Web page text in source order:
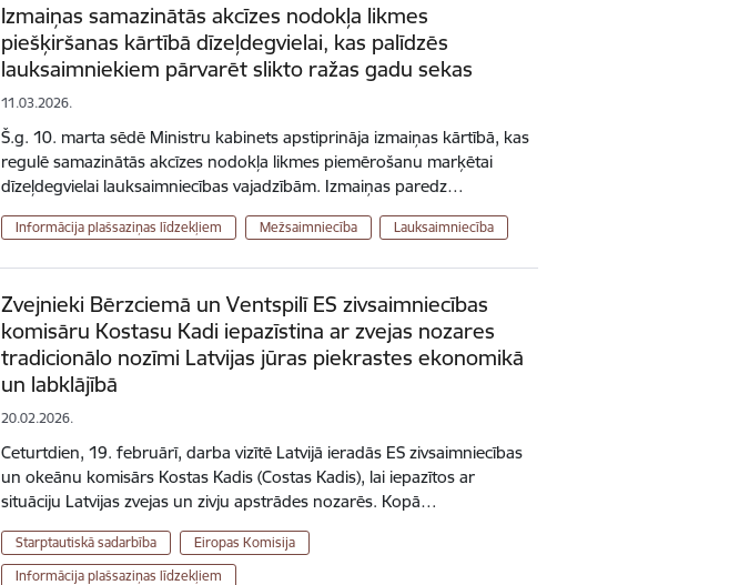
Izmaiņas samazinātās akcīzes nodokļa likmes
piešķiršanas kārtībā dīzeļdegvielai, kas palīdzēs
lauksaimniekiem pārvarēt slikto ražas gadu sekas
11.03.2026.
Š.g. 10. marta sēdē Ministru kabinets apstiprināja izmaiņas kārtībā, kas
regulē samazinātās akcīzes nodokļa likmes piemērošanu marķētai
dīzeļdegvielai lauksaimniecības vajadzībām. Izmaiņas paredz…
Informācija plašsaziņas līdzekļiem Mežsaimniecība Lauksaimniecība
Zvejnieki Bērzciemā un Ventspilī ES zivsaimniecības
komisāru Kostasu Kadi iepazīstina ar zvejas nozares
tradicionālo nozīmi Latvijas jūras piekrastes ekonomikā
un labklājībā
20.02.2026.
Ceturtdien, 19. februārī, darba vizītē Latvijā ieradās ES zivsaimniecības
un okeānu komisārs Kostas Kadis (Costas Kadis), lai iepazītos ar
situāciju Latvijas zvejas un zivju apstrādes nozarēs. Kopā…
Starptautiskā sadarbība
Eiropas Komisija
Informācija plašsaziņas līdzekļiem